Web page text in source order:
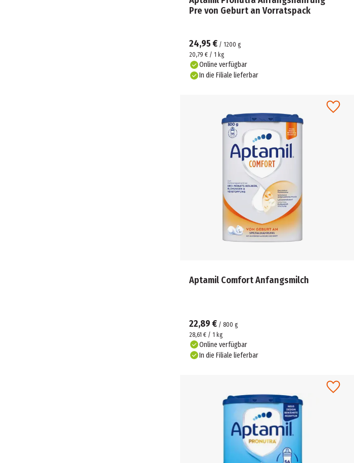
Pre von Geburt an Vorratspack
24,95 € / 1200 g
20,79 € / 1 kg
Online verfügbar
In die Filiale lieferbar
Aptamil Comfort Anfangsmilch
22,89 € / 800 g
28,61 € / 1 kg
Online verfügbar
In die Filiale lieferbar